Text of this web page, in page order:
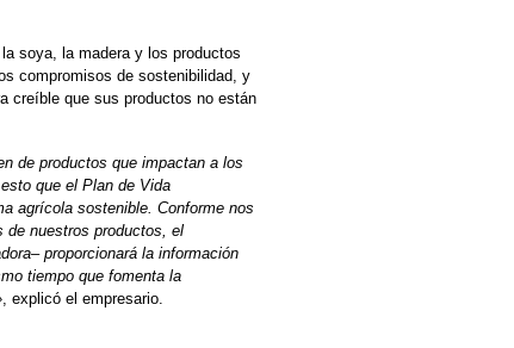
soya, la madera y los productos
compromisos de sostenibilidad, y
creíble que sus productos no están
de productos que impactan a los
que el Plan de Vida
agrícola sostenible. Conforme nos
de nuestros productos, el
proporcionará la información
tiempo que fomenta la
, explicó el empresario.